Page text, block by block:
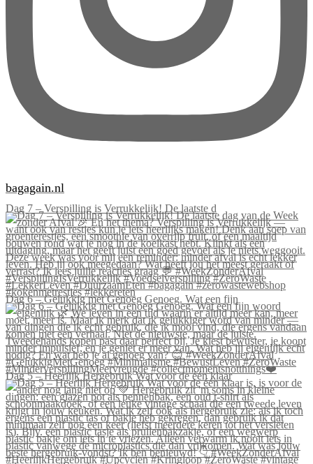
bagagain.nl
Dag 7 – Verspilling is Verrukkelijk! De laatste d
Dag 6 – Gelukkig met Genoeg Genoeg. Wat een fijn
Dag 5 – Heerlijk Hergebruik Wat voor de één klaar